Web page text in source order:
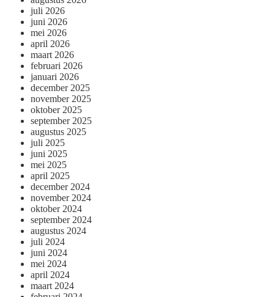
juli 2026
juni 2026
mei 2026
april 2026
maart 2026
februari 2026
januari 2026
december 2025
november 2025
oktober 2025
september 2025
augustus 2025
juli 2025
juni 2025
mei 2025
april 2025
december 2024
november 2024
oktober 2024
september 2024
augustus 2024
juli 2024
juni 2024
mei 2024
april 2024
maart 2024